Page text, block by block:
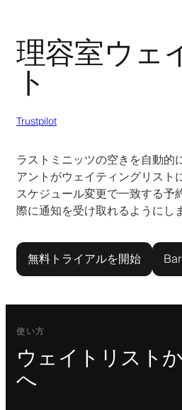
理容室ウェ
ト
Trustpilot
ラストミニッツの空きを自動的
アントがウェイティングリスト
スケジュール変更で一致する予
際に通知を受け取れるようにし
無料トライアルを開始
使い方
ウェイトリスト
へ